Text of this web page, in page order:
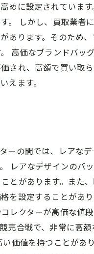
めに設定されていま
。 しかし、買取業者
あります。そのため
高価なブランドバッ
れ、高額で買い取ら
えます。
ーの間では、レアな
レアなデザインのバ
とがあります。また
を設定することがあ
レクターが高価な値
売合戦で、非常に高
価値を持つことがあ